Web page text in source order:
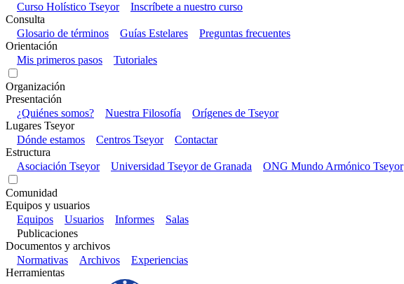
Curso Holístico Tseyor
Inscríbete a nuestro curso
Consulta
Glosario de términos
Guías Estelares
Preguntas frecuentes
Orientación
Mis primeros pasos
Tutoriales
Organización
Presentación
¿Quiénes somos?
Nuestra Filosofía
Orígenes de Tseyor
Lugares Tseyor
Dónde estamos
Centros Tseyor
Contactar
Estructura
Asociación Tseyor
Universidad Tseyor de Granada ONG Mundo Armónico Tseyor
Comunidad
Equipos y usuarios
Equipos
Usuarios Informes
Salas
Publicaciones
Documentos y archivos
Normativas
Archivos
Experiencias
Herramientas